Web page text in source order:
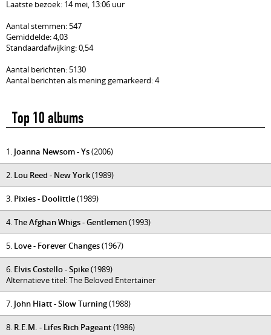
Laatste bezoek: 14 mei, 13:06 uur
Aantal stemmen: 547
Gemiddelde: 4,03
Standaardafwijking: 0,54
Aantal berichten: 5130
Aantal berichten als mening gemarkeerd: 4
Top 10 albums
1. Joanna Newsom - Ys(2006)
2. Lou Reed - New York(1989)
3. Pixies - Doolittle(1989)
4.The Afghan Whigs - Gentlemen(1993)
5. Love - Forever Changes(1967)
6. Elvis Costello - Spike(1989)
Alternatieve titel: The Beloved Entertainer
7. John Hiatt - Slow Turning(1988)
8. R.E.M. - Lifes Rich Pageant(1986)